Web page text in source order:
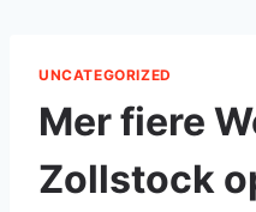
UNCATEGORIZED
Mer fiere
Zollstock